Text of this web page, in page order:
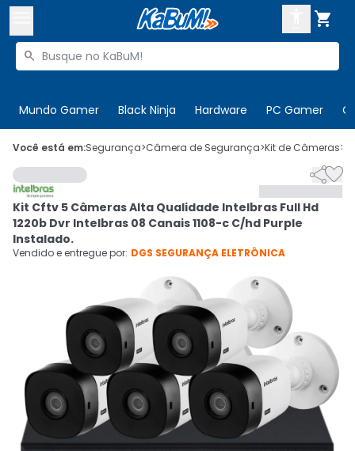

Buscar produtos

Mundo Gamer Black Ninja Hardware PC Gamer
 Olá. Acesse sua conta
 Departamentos
Cupons
Mais Vendidos
Ativar tradutor em libras
CADASTRE-SE
Você está em:Segurança>Câmera de Segurança>Kit de Câmeras>

Kit Cftv 5 Câmeras Alta Qualidade Intelbras Full Hd
1220b Dvr Intelbras 08 Canais 1108-c C/hd Purple
Instalado.
Vendido e entregue por: DGS SEGURANÇA ELETRÔNICA